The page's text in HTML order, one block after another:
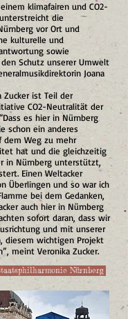
klimafairen und CO2-
die
vor Ort und
kulturelle und
sowie
Schutz unserer Umwelt
Joana
Zucker ist Teil der
CO2-Neutralität der
es hier in Nürnberg
schon ein anderes
dem Weg zu mehr
hat und die gleichzeitig
in Nürnberg unterstützt,
Einen Weltacker
Überlingen und so war ich
bei dem Gedanken,
auch hier in Nürnberg
sofort daran, dass wir
und mit unserer
diesem wichtigen Projekt
meint Veronika Zucker.
Nürnberg